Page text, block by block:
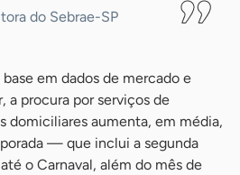
do Sebrae-SP
em dados de mercado e
a procura por serviços de
domiciliares aumenta, em média,
— que inclui a segunda
o Carnaval, além do mês de